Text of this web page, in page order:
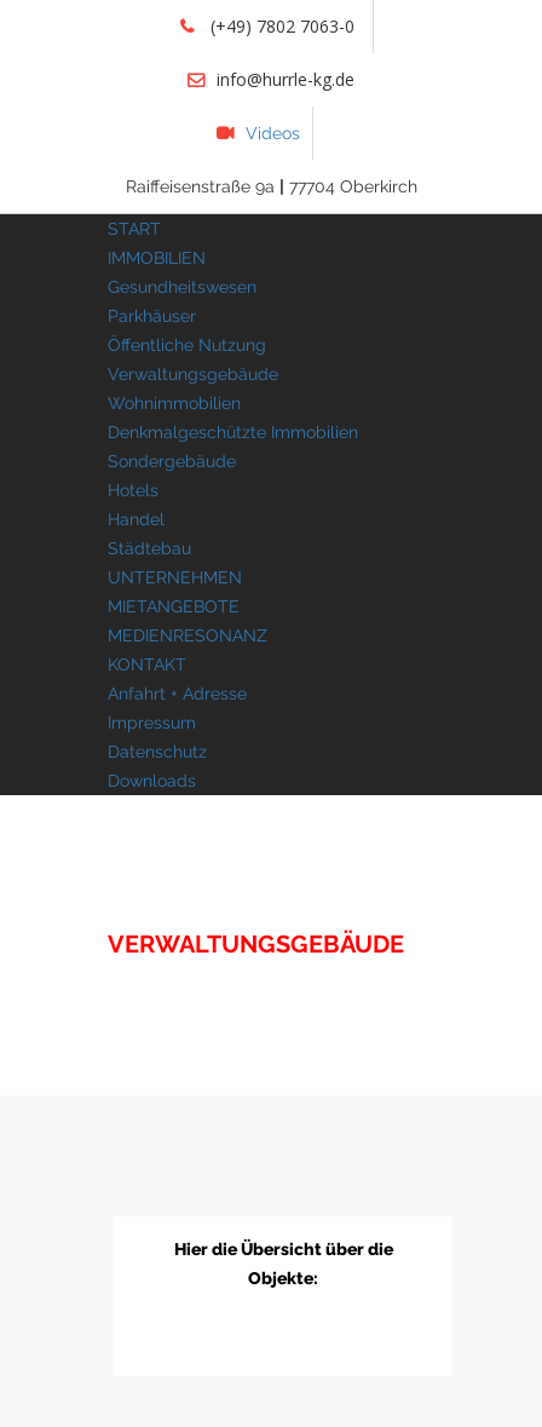
(+49) 7802 7063-0
info@hurrle-kg.de
Videos
Raiffeisenstraße 9a | 77704 Oberkirch
START
IMMOBILIEN
Gesundheitswesen
Parkhäuser
Öffentliche Nutzung
Verwaltungsgebäude
Wohnimmobilien
Denkmalgeschützte Immobilien
Sondergebäude
Hotels
Handel
Städtebau
UNTERNEHMEN
MIETANGEBOTE
MEDIENRESONANZ
KONTAKT
Anfahrt + Adresse
Impressum
Datenschutz
Downloads
VERWALTUNGSGEBÄUDE
Hier die Übersicht über die
Objekte: